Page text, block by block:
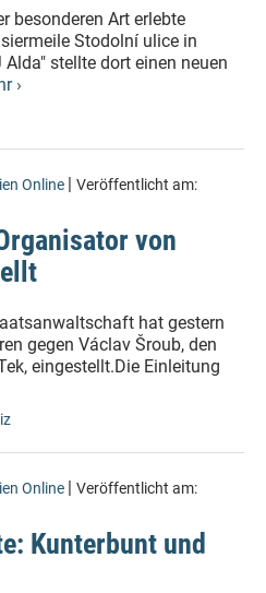
besonderen Art erlebte
Stodolní ulice in
stellte dort einen neuen
›
Online | Veröffentlicht am:
von
hat gestern
gegen Václav Šroub, den
eingestellt.Die Einleitung
Online | Veröffentlicht am:
Kunterbunt und